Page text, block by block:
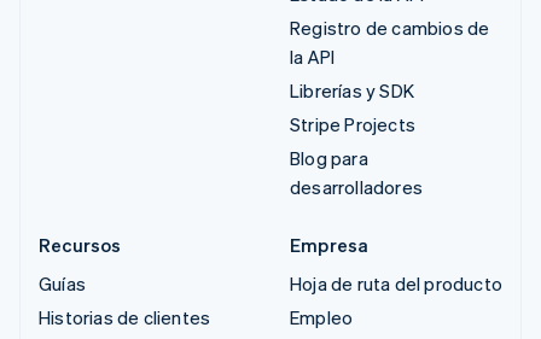
Registro de cambios de
la API
Librerías y SDK
Stripe Projects
Blog para
desarrolladores
Recursos
Guías
Historias de clientes
Empresa
Hoja de ruta del producto
Empleo